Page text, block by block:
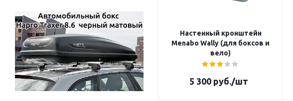
Настенный кронштейн
Menabo Wally (для боксов и
вело)
5 300 руб./шт